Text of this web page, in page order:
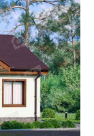
Terms of Service